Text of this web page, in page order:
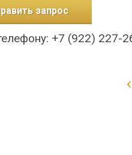
запрос
+7 (922) 227-
‹